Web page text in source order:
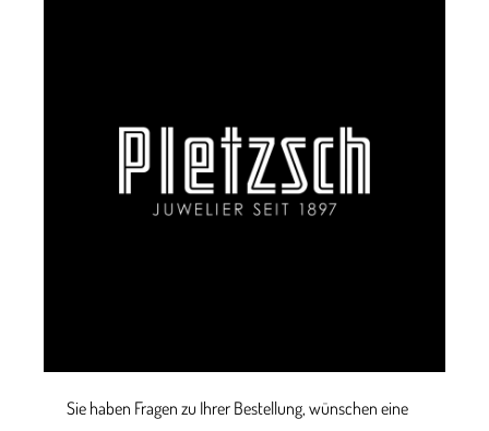
Sie haben Fragen zu Ihrer Bestellung, wünschen eine